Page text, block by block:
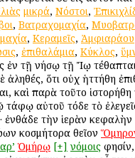
μικρά, Νόστοι,
, Βατραχομαχία,
, Κεραμεῖς, Ἀμφιαράου
, ἐπιθαλάμια, Κύκλος,
ἐν τῇ νήσῳ τῇ Ἴῳ
ἀληθές, ὅτι οὐχ ἡττήθη
καὶ παρὰ τοῦτο ἱστορήθη
τάφῳ αὐτοῦ τόδε τὸ
ἐνθάδε τὴν ἱερὰν κεφαλὴν
κοσμήτορα θεῖον
Ὁμήρῳ [+] νόμοις